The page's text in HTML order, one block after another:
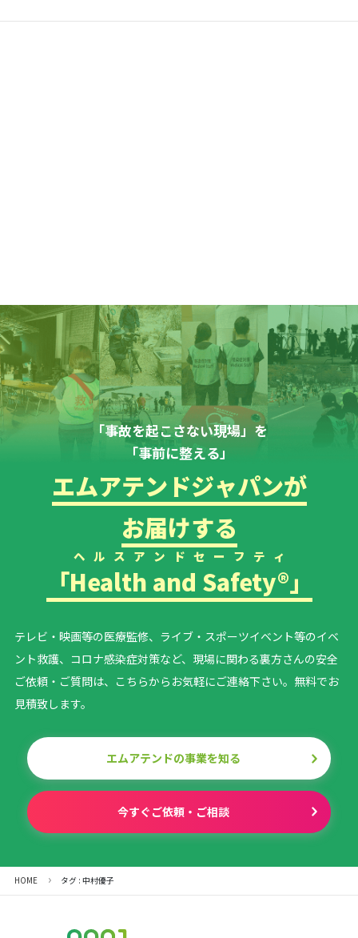
「事故を起こさない現場」を
「事前に整える」
エムアテンドジャパンが
お届けする
「Health and Safety®
ヘルスアンドセーフティ
」
テレビ・映画等の医療監修、ライブ・スポーツイベント等のイベ
ント救護、コロナ感染症対策など、現場に関わる裏方さんの安全
ご依頼・ご質問は、こちらからお気軽にご連絡下さい。無料でお
見積致します。
エムアテンドの事業を知る
今すぐご依頼・ご相談
HOME タグ : 中村優子